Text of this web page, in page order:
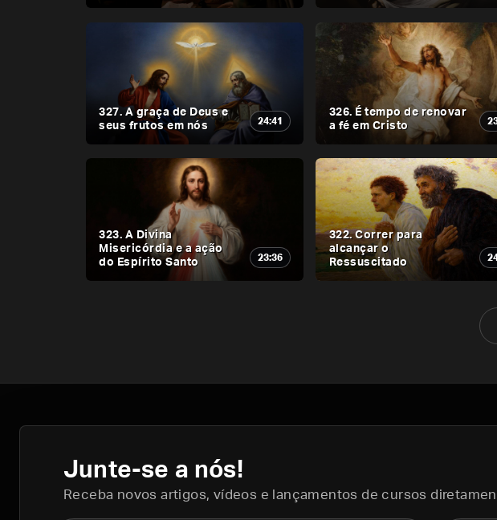
24:41
327. A graça de Deus e
seus frutos em nós
326. É tempo de renovar
a fé em Cristo
23:36
323. A Divina
Misericórdia e a ação
do Espírito Santo
322. Correr para
alcançar o
Ressuscitado
Junte-se a nós!
Receba novos artigos, vídeos e lançamentos de cursos